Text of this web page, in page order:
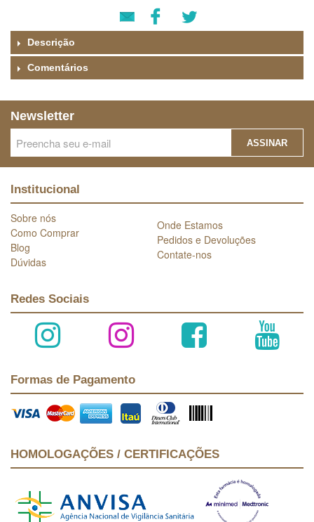
Descrição
Comentários
Newsletter
ASSINAR
Institucional
Sobre nós
Como Comprar
Blog
Dúvidas
Onde Estamos
Pedidos e Devoluções
Contate-nos
Redes Sociais
Formas de Pagamento
HOMOLOGAÇÕES / CERTIFICAÇÕES